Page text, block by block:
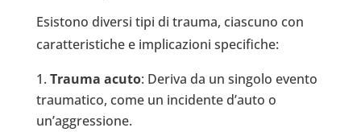
Esistono diversi tipi di trauma, ciascuno con
caratteristiche e implicazioni specifiche:
Trauma acuto: Deriva da un singolo evento
traumatico, come un incidente d’auto o
un’aggressione.